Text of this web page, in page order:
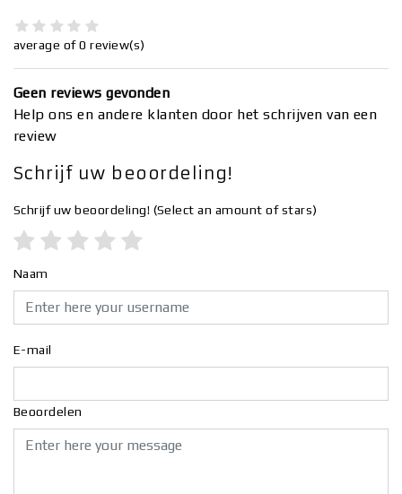
average of 0 review(s)
Geen reviews gevonden
Help ons en andere klanten door het schrijven van een
review
Schrijf uw beoordeling!
Schrijf uw beoordeling! (Select an amount of stars)
Naam
E-mail
Beoordelen